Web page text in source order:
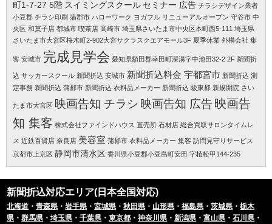
町1-7-27 5階 スイミングスクール セミナー 広告 チラシデザイン業者
小豆郡 チラシ印刷 蒲郡市 ハローワーク ヨガフル リニューアルオープン 守谷市 中
央区 和菓子店 都城市 喫茶店 高崎市 埼玉県さいたま市中央区本町西5-111 埼玉県
さいたま市大宮区桜木町2-902大宮サクラスクエアモール3F 夏季休業 外構会社 集
客 安城市 完成見学会 愛知県額田郡幸田町深溝字中池田32-2 2F 新聞折
込 サッカースクール 新聞折込 安城市 新聞折込料金 宇都宮市 新聞折込 測
定事務 新聞折込 蒲郡市 新聞折込 衣料品メーカー 新聞折込 駿東郡 新規開院 さい
たま市大宮区 映画告知 チラシ 映画告知 広告映画告
知 集客 株式会社ファインドハウス 直売所 石材店 総合買取サロンタイムレ
ス 近鉄百貨店 奈良店 美容室 蒲郡市 衣料品メーカー 集客 訪問見守りサービス
京都市上京区 静岡市清水区 香川県小豆郡小豆島町安田 字植松甲144-235
新聞折込対応エリア(日本全国対応)
北海道 ・青森県 ・岩手県 ・宮城県 ・秋田県 ・ 山形県 ・福島県 ・茨城県 ・栃木
県 ・群馬県 ・埼玉県 ・千葉県 ・東京都 ・神奈川県 ・新潟県 ・富山県 ・石川県 ・